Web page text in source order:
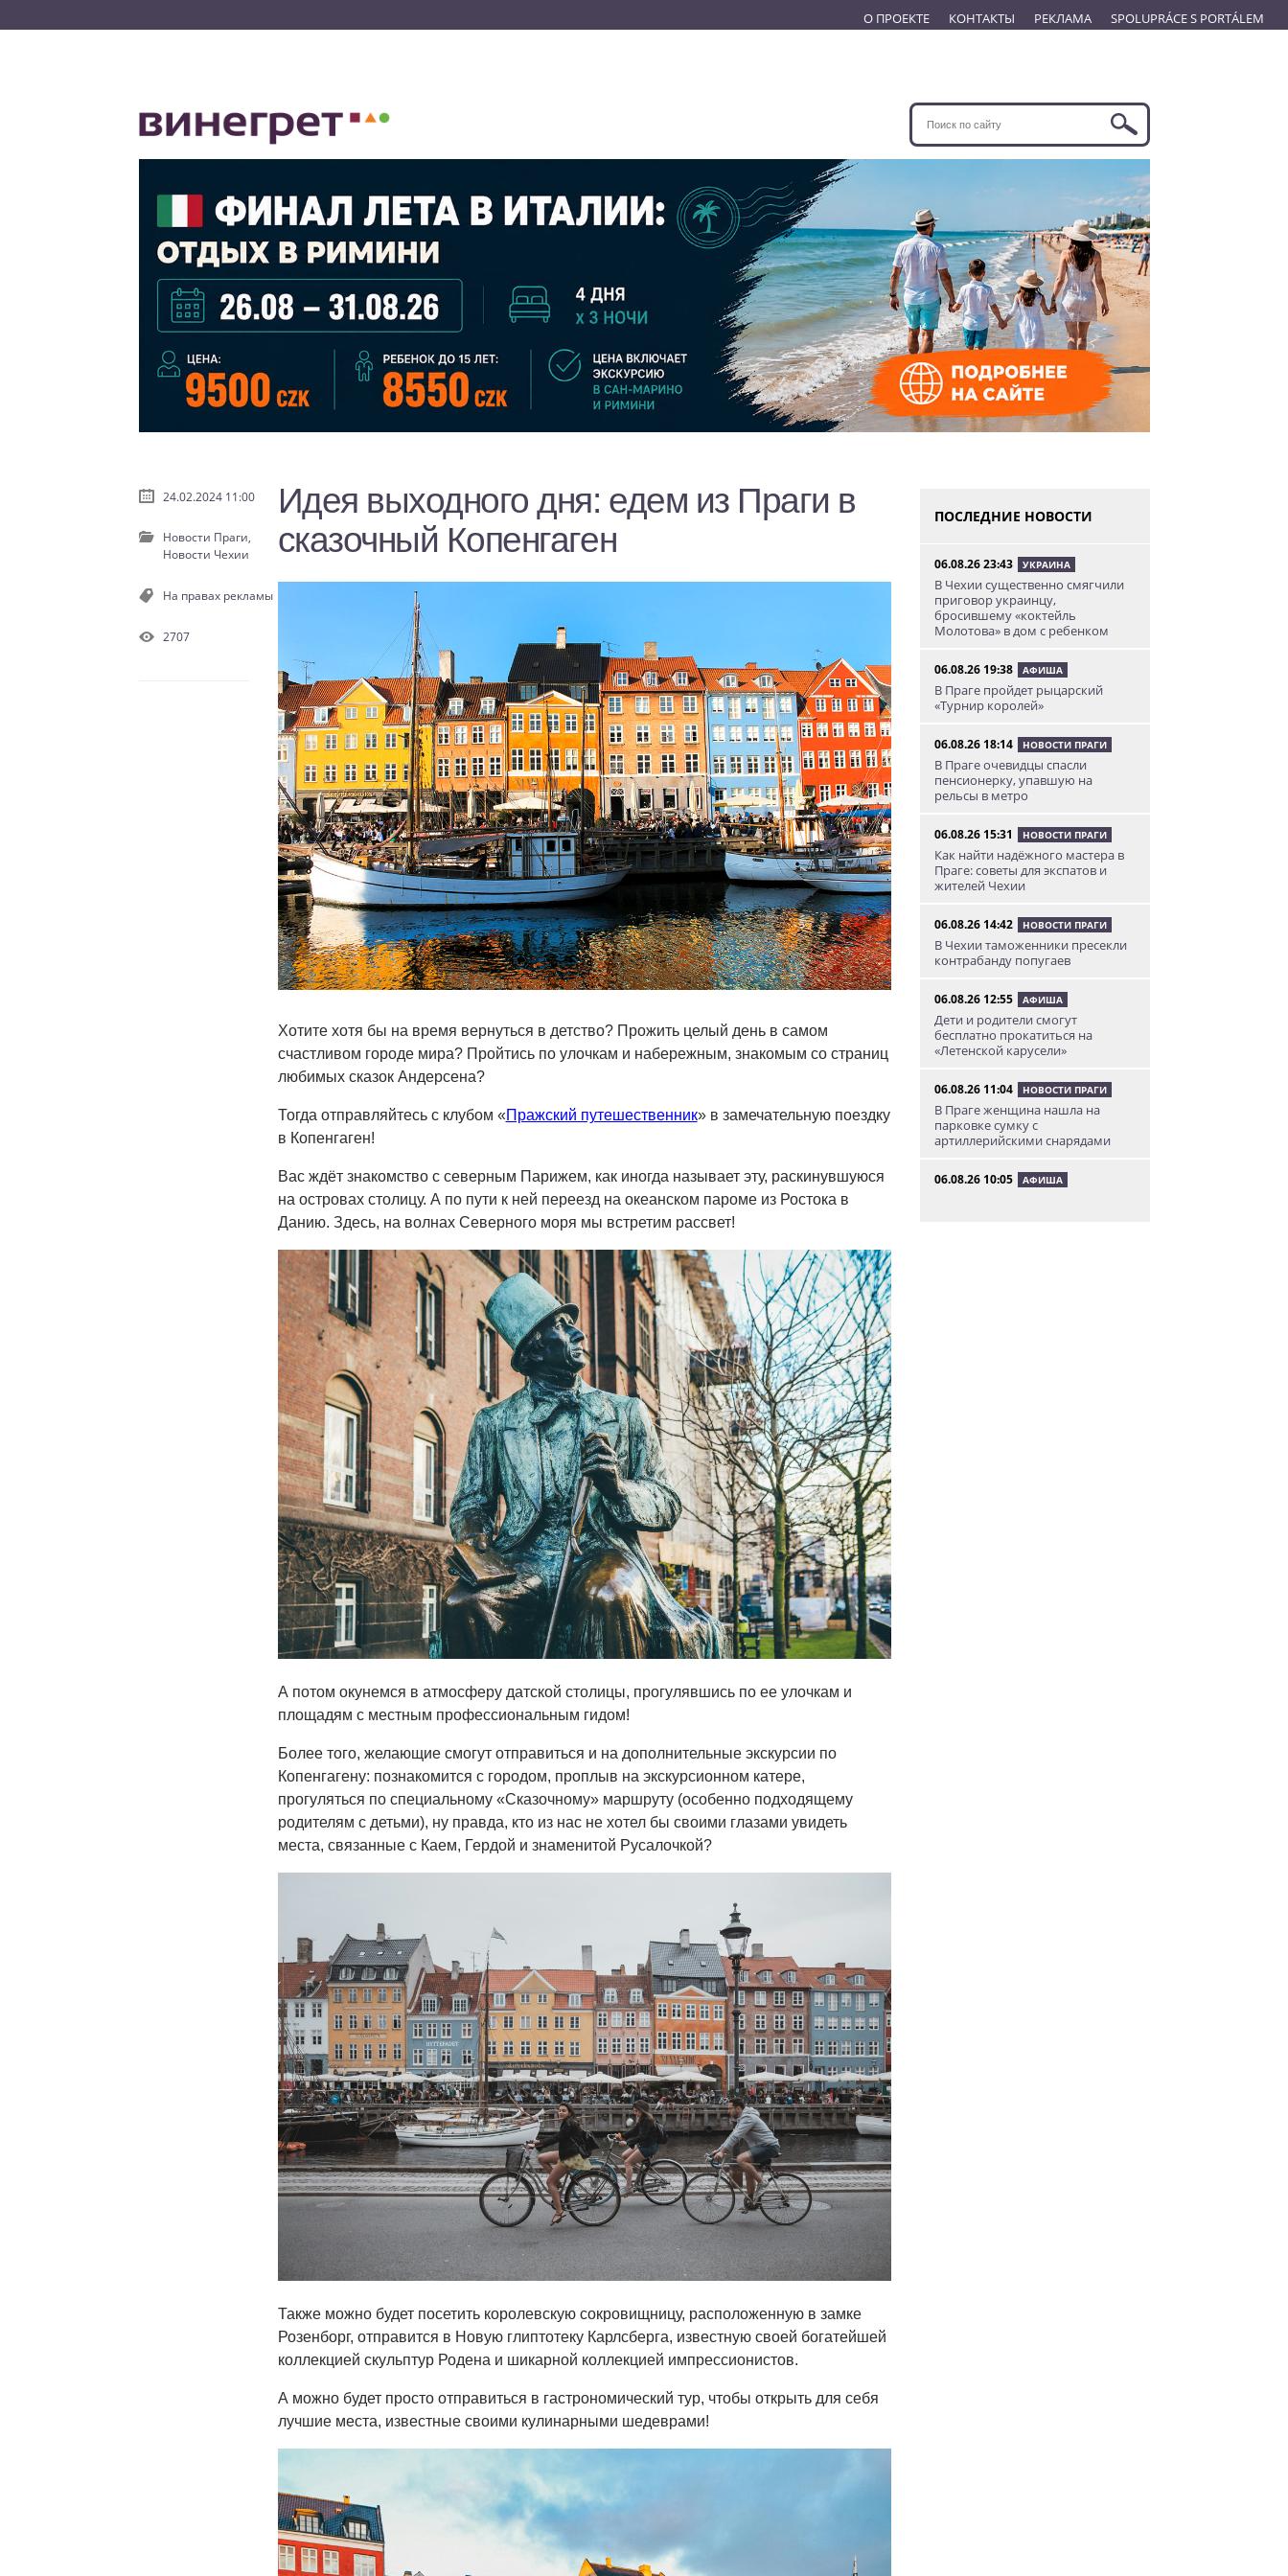
О ПРОЕКТЕ КОНТАКТЫ РЕКЛАМА SPOLUPRÁCE S PORTÁLEM
Идея выходного дня: едем из Праги в
сказочный Копенгаген
Хотите хотя бы на время вернуться в детство? Прожить целый день в самом
счастливом городе мира? Пройтись по улочкам и набережным, знакомым со страниц
любимых сказок Андерсена?
Тогда отправляйтесь с клубом «Пражский путешественник» в замечательную поездку
в Копенгаген!
Вас ждёт знакомство с северным Парижем, как иногда называет эту, раскинувшуюся
на островах столицу. А по пути к ней переезд на океанском пароме из Ростока в
Данию. Здесь, на волнах Северного моря мы встретим рассвет!
А потом окунемся в атмосферу датской столицы, прогулявшись по ее улочкам и
площадям с местным профессиональным гидом!
Более того, желающие смогут отправиться и на дополнительные экскурсии по
Копенгагену: познакомится с городом, проплыв на экскурсионном катере,
прогуляться по специальному «Сказочному» маршруту (особенно подходящему
родителям с детьми), ну правда, кто из нас не хотел бы своими глазами увидеть
места, связанные с Каем, Гердой и знаменитой Русалочкой?
Также можно будет посетить королевскую сокровищницу, расположенную в замке
Розенборг, отправится в Новую глиптотеку Карлсберга, известную своей богатейшей
коллекцией скульптур Родена и шикарной коллекцией импрессионистов.
А можно будет просто отправиться в гастрономический тур, чтобы открыть для себя
лучшие места, известные своими кулинарными шедеврами!
24.02.2024 11:00
Новости Праги,
Новости Чехии
На правах рекламы
2707
ПОСЛЕДНИЕ НОВОСТИ
06.08.26 23:43 УКРАИНА
В Чехии существенно смягчили
приговор украинцу,
бросившему «коктейль
Молотова» в дом с ребенком
06.08.26 19:38 АФИША
В Праге пройдет рыцарский
«Турнир королей»
06.08.26 18:14 НОВОСТИ ПРАГИ
В Праге очевидцы спасли
пенсионерку, упавшую на
рельсы в метро
06.08.26 15:31 НОВОСТИ ПРАГИ
Как найти надёжного мастера в
Праге: советы для экспатов и
жителей Чехии
06.08.26 14:42 НОВОСТИ ПРАГИ
В Чехии таможенники пресекли
контрабанду попугаев
06.08.26 12:55 АФИША
Дети и родители смогут
бесплатно прокатиться на
«Летенской карусели»
06.08.26 11:04 НОВОСТИ ПРАГИ
В Праге женщина нашла на
парковке сумку с
артиллерийскими снарядами
06.08.26 10:05 АФИША